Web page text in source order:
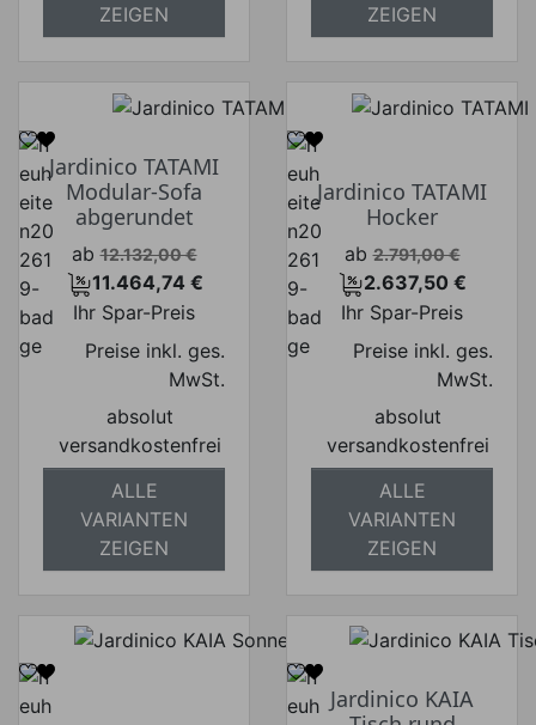
ZEIGEN
ZEIGEN
Jardinico TATAMI
Modular-Sofa
abgerundet
Verkaufspreis
ab 12.132,00 €
Preis
11.464,74 €
Ihr Spar-Preis
Preise inkl. ges.
MwSt.
absolut
versandkostenfrei
ALLE
VARIANTEN
ZEIGEN
Jardinico TATAMI
Hocker
Verkaufspreis
ab 2.791,00 €
Preis
2.637,50 €
Ihr Spar-Preis
Preise inkl. ges.
MwSt.
absolut
versandkostenfrei
ALLE
VARIANTEN
ZEIGEN
Jardinico KAIA